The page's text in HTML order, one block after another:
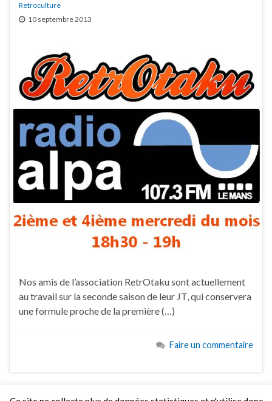
Retroculture
10 septembre 2013
Nos amis de l’association RetrOtaku sont actuellement
au travail sur la seconde saison de leur JT, qui conservera
une formule proche de la première (…)
Faire un commentaire